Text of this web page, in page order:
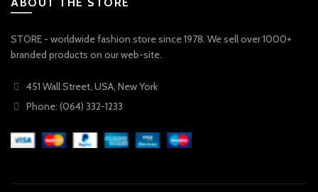
STORE - worldwide fashion store since 1978. We sell over 1000+
branded products on our web-site.
451 Wall Street, USA, New York
Phone: (064) 332-1233